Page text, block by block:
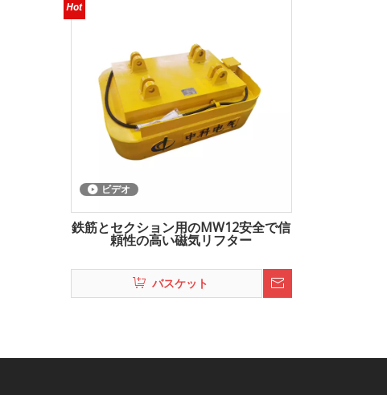
ビデオ
鉄筋とセクション用のMW12安全で信
頼性の高い磁気リフター
バスケット